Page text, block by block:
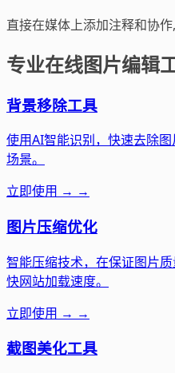
直接在媒体上添加注释和协作
专业在线图片编辑
背景移除工具
使用AI智能识别，快速去除
场景。
立即使用 → →
图片压缩优化
智能压缩技术，在保证图片
快网站加载速度。
立即使用 → →
截图美化工具